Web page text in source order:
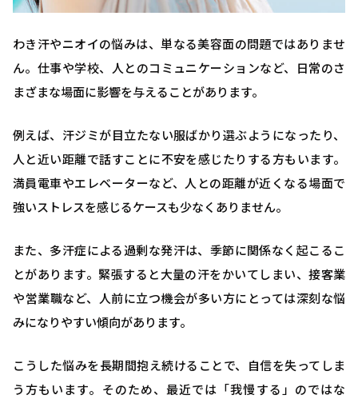
わき汗やニオイの悩みは、単なる美容面の問題ではありませ
ん。仕事や学校、人とのコミュニケーションなど、日常のさ
まざまな場面に影響を与えることがあります。
例えば、汗ジミが目立たない服ばかり選ぶようになったり、
人と近い距離で話すことに不安を感じたりする方もいます。
満員電車やエレベーターなど、人との距離が近くなる場面で
強いストレスを感じるケースも少なくありません。
また、多汗症による過剰な発汗は、季節に関係なく起こるこ
とがあります。緊張すると大量の汗をかいてしまい、接客業
や営業職など、人前に立つ機会が多い方にとっては深刻な悩
みになりやすい傾向があります。
こうした悩みを長期間抱え続けることで、自信を失ってしま
う方もいます。そのため、最近では「我慢する」のではな